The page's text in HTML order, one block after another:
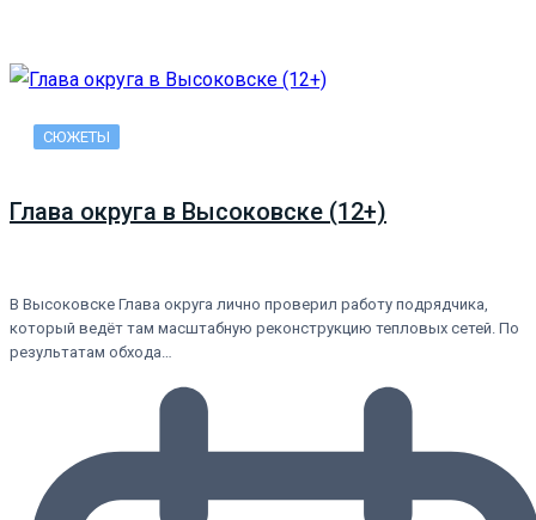
СЮЖЕТЫ
Глава округа в Высоковске (12+)
В Высоковске Глава округа лично проверил работу подрядчика,
который ведёт там масштабную реконструкцию тепловых сетей. По
результатам обхода…